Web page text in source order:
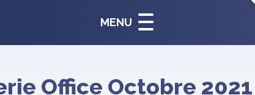
MENU
Office Octobre 2021